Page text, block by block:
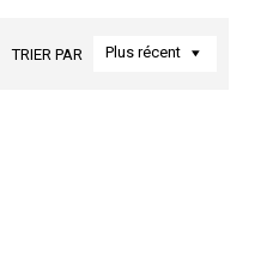
TRIER PAR Plus récent